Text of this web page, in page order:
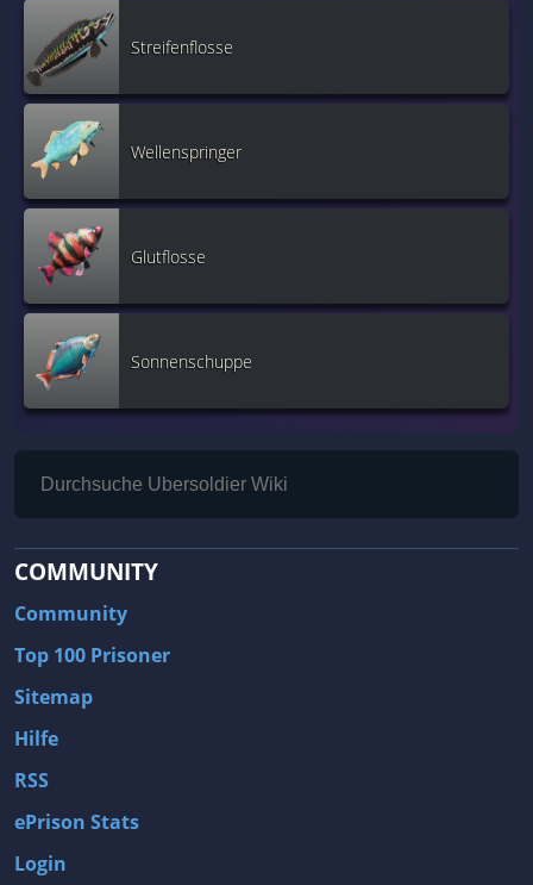
Streifenflosse
Wellenspringer
Glutflosse
Sonnenschuppe
COMMUNITY
Community
Top 100 Prisoner
Sitemap
Hilfe
RSS
ePrison Stats
Login